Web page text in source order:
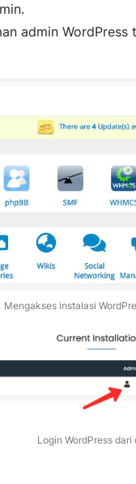
admin
Mengakses instalasi
Login WordPress dari